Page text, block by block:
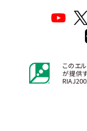
このエ
が提供